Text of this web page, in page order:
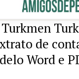
de
Word e